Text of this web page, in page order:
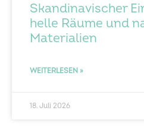
Skandinavischer
helle Räume und
Materialien
WEITERLESEN »
18. Juli 2026